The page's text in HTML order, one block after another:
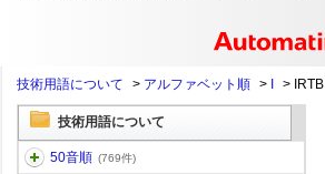
技術用語について > アルファベット順 > > IRTB
技術用語について
50音順 (769件)